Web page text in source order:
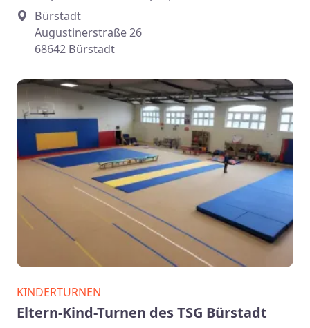
Bürstadt
Augustinerstraße 26
68642 Bürstadt
KINDERTURNEN
Eltern-Kind-Turnen des TSG Bürstadt